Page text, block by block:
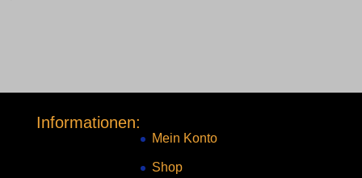
Informationen:
Mein Konto
Shop